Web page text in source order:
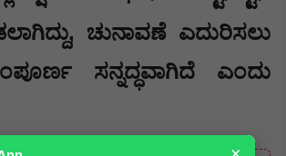
, ಚುನಾವಣೆ ಎದುರಿಸಲು
ಸನ್ನದ್ಧವಾಗಿದೆ ಎಂದು